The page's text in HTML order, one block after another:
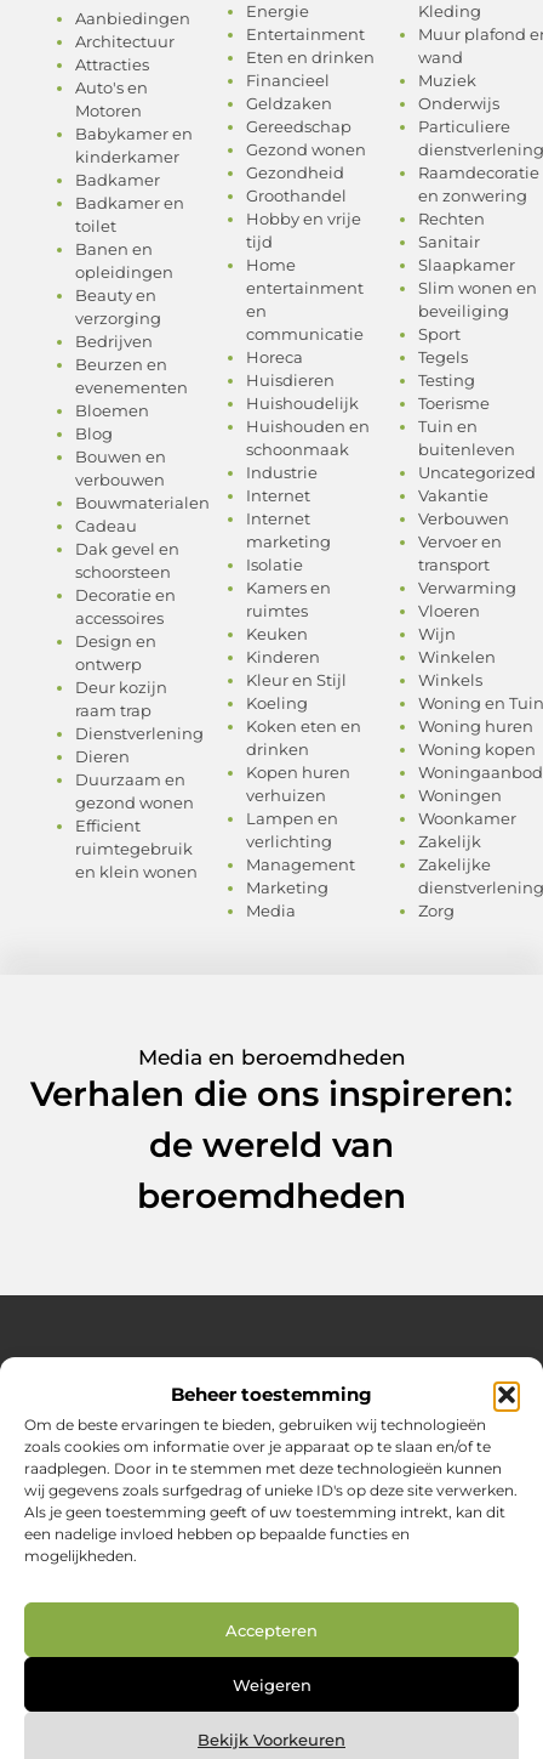
Beheer toestemming
Om de beste ervaringen te bieden, gebruiken wij technologieën
zoals cookies om informatie over je apparaat op te slaan en/of te
raadplegen. Door in te stemmen met deze technologieën kunnen
wij gegevens zoals surfgedrag of unieke ID's op deze site verwerken.
Als je geen toestemming geeft of uw toestemming intrekt, kan dit
een nadelige invloed hebben op bepaalde functies en
mogelijkheden.
Accepteren
Weigeren
Bekijk Voorkeuren
Aanbiedingen
Architectuur
Attracties
Auto's en
Motoren
Babykamer en
kinderkamer
Badkamer
Badkamer en
toilet
Banen en
opleidingen
Beauty en
verzorging
Bedrijven
Beurzen en
evenementen
Bloemen
Blog
Bouwen en
verbouwen
Bouwmaterialen
Cadeau
Dak gevel en
schoorsteen
Decoratie en
accessoires
Design en
ontwerp
Deur kozijn
raam trap
Dienstverlening
Dieren
Duurzaam en
gezond wonen
Efficient
ruimtegebruik
en klein wonen
Energie
Entertainment
Eten en drinken
Financieel
Geldzaken
Gereedschap
Gezond wonen
Gezondheid
Groothandel
Hobby en vrije
tijd
Home
entertainment
en
communicatie
Horeca
Huisdieren
Huishoudelijk
Huishouden en
schoonmaak
Industrie
Internet
Internet
marketing
Isolatie
Kamers en
ruimtes
Keuken
Kinderen
Kleur en Stijl
Koeling
Koken eten en
drinken
Kopen huren
verhuizen
Lampen en
verlichting
Management
Marketing
Media
Kleding
Muur plafond
wand
Muziek
Onderwijs
Particuliere
dienstverlening
Raamdecoratie
en zonwering
Rechten
Sanitair
Slaapkamer
Slim wonen en
beveiliging
Sport
Tegels
Testing
Toerisme
Tuin en
buitenleven
Uncategorized
Vakantie
Verbouwen
Vervoer en
transport
Verwarming
Vloeren
Wijn
Winkelen
Winkels
Woning en Tuin
Woning huren
Woning kopen
Woningaanbod
Woningen
Woonkamer
Zakelijk
Zakelijke
dienstverlening
Zorg
Media en beroemdheden
Verhalen die ons inspireren:
de wereld van
beroemdheden
Over Huizenplan
Jouw gids voor wooninspiratie en praktische tips
Ontdek een uitgebreide verzameling blogs en artikelen
boordevol handige adviezen en verrassende inzichten om
jouw woondromen te realiseren. Van interieurideeën tot
slimme bespaartips – haal het beste uit jouw huis en
leefomgeving!